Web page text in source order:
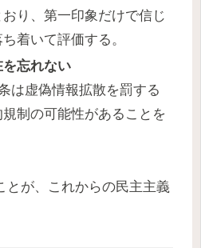
り、第一印象だけで信じ
着いて評価する。
忘れない
は虚偽情報拡散を罰する
制の可能性があることを
とが、これからの民主主義